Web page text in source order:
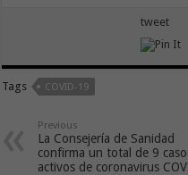
tweet
Tags COVID-19
Previous
La Consejería de Sanidad
confirma un total de 9
activos de coronavirus